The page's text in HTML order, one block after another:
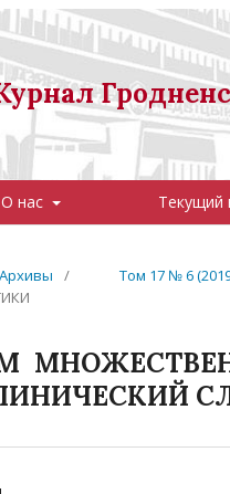
О нас Текущий
Архивы / Том 17 № 6